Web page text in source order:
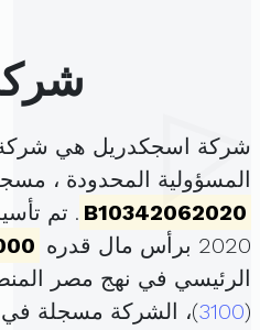
شركة اسجكدريل هي
المسؤولية المحدودة ،
B10342062020
2020 برأس مال قدره
الرئيسي في نهج مصر
(
3100)، الشركة مسجلة